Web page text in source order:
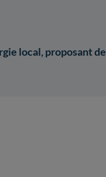
local, proposant